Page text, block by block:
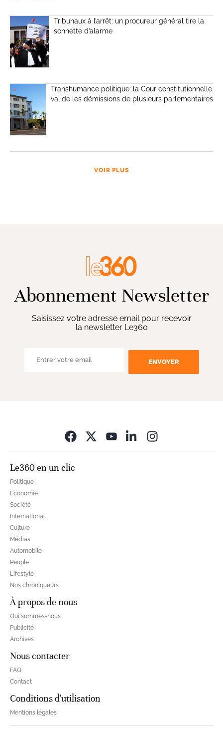
Tribunaux à l’arrêt: un procureur général tire la
sonnette d’alarme
Transhumance politique: la Cour constitutionnelle
valide les démissions de plusieurs parlementaires
VOIR PLUS
Abonnement Newsletter
Saisissez votre adresse email pour recevoir
la newsletter Le360
ENVOYER
Le360 en un clic
Politique
Economie
Société
International
Culture
Médias
Automobile
People
Lifestyle
Nos chroniqueurs
À propos de nous
Qui sommes-nous
Publicité
Archives
Nous contacter
FAQ
Contact
Conditions d'utilisation
Mentions légales